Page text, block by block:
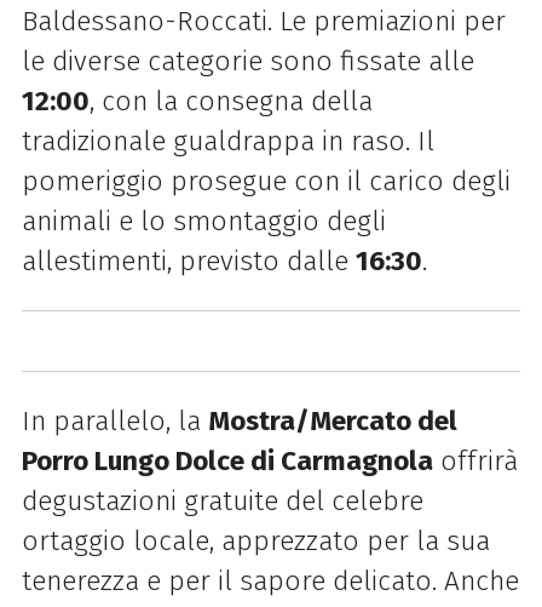
Baldessano-Roccati. Le premiazioni per
le diverse categorie sono fissate alle
12:00, con la consegna della
tradizionale gualdrappa in raso. Il
pomeriggio prosegue con il carico degli
animali e lo smontaggio degli
allestimenti, previsto dalle 16:30.
In parallelo, la Mostra/Mercato del
Porro Lungo Dolce di Carmagnolaoffrirà
degustazioni gratuite del celebre
ortaggio locale, apprezzato per la sua
tenerezza e per il sapore delicato. Anche